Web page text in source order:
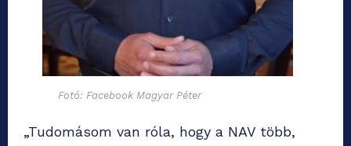
Fotó: Facebook Magyar Péter
„Tudomásom van róla, hogy a NAV több,